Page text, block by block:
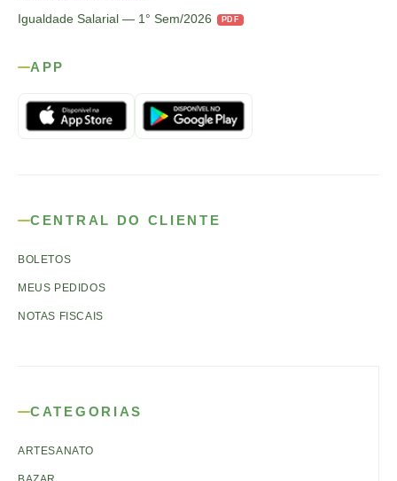
Igualdade Salarial — 1° Sem/2026
PDF
APP
CENTRAL DO CLIENTE
BOLETOS
MEUS PEDIDOS
NOTAS FISCAIS
CATEGORIAS
ARTESANATO